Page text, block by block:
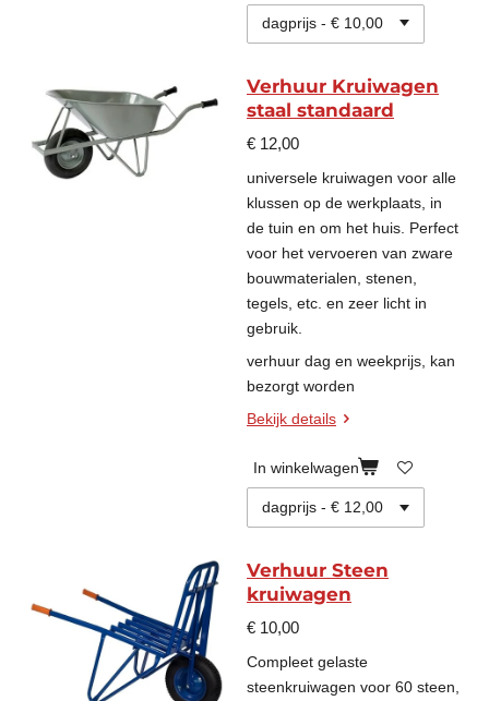
Verhuur Kruiwagen
staal standaard
€ 12,00
universele kruiwagen voor alle
klussen op de werkplaats, in
de tuin en om het huis. Perfect
voor het vervoeren van zware
bouwmaterialen, stenen,
tegels, etc. en zeer licht in
gebruik.
verhuur dag en weekprijs, kan
bezorgt worden
Bekijk details
In winkelwagen
Verhuur Steen
kruiwagen
€ 10,00
Compleet gelaste
steenkruiwagen voor 60 steen,